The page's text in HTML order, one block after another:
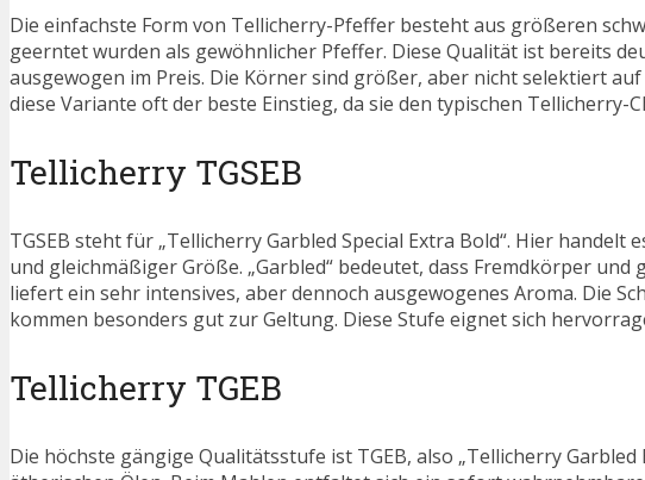
Die einfachste Form von Tellicherry-Pfeffer besteht aus größeren
geerntet wurden als gewöhnlicher Pfeffer. Diese Qualität ist bereits
ausgewogen im Preis. Die Körner sind größer, aber nicht selektiert
diese Variante oft der beste Einstieg, da sie den typischen
Tellicherry TGSEB
TGSEB steht für „Tellicherry Garbled Special Extra Bold“. Hier
und gleichmäßiger Größe. „Garbled“ bedeutet, dass Fremdkörper
liefert ein sehr intensives, aber dennoch ausgewogenes Aroma. Die
kommen besonders gut zur Geltung. Diese Stufe eignet sich
Tellicherry TGEB
Die höchste gängige Qualitätsstufe ist TGEB, also „Tellicherry